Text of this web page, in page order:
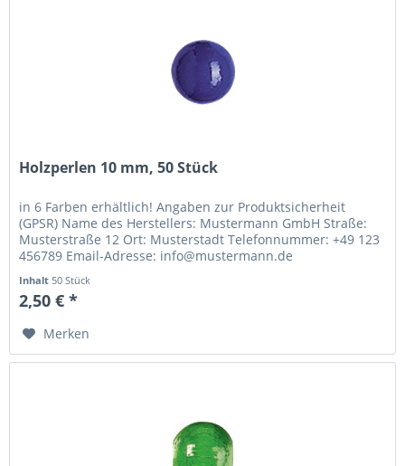
Holzperlen 10 mm, 50 Stück
in 6 Farben erhältlich! Angaben zur Produktsicherheit
(GPSR) Name des Herstellers: Mustermann GmbH Straße:
Musterstraße 12 Ort: Musterstadt Telefonnummer: +49 123
456789 Email-Adresse: info@mustermann.de
Inhalt 50 Stück
2,50 € *
Merken